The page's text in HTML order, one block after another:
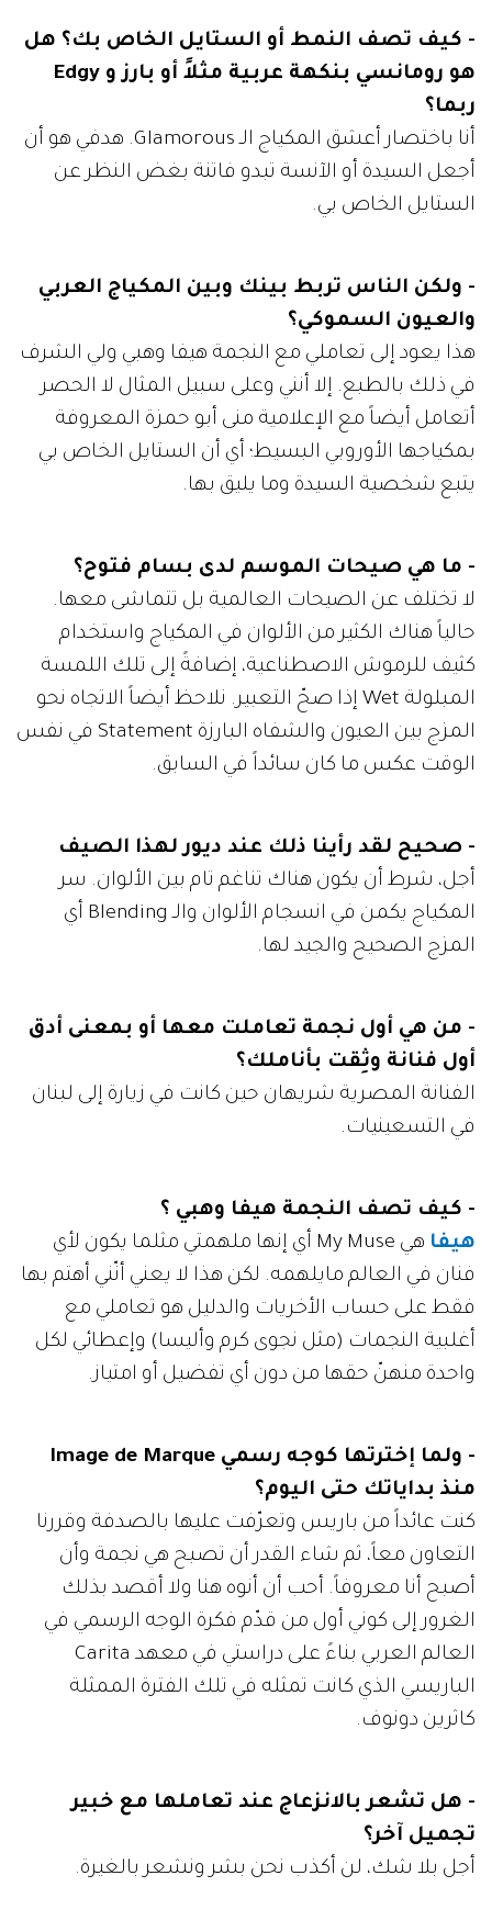
- كيف تصف النمط أو الستايل الخاص بك؟ هل
هو رومانسي بنكهة عربية مثلاً أو بارز و Edgy
ربما؟
أنا باختصار أعشق المكياج الـ Glamorous. هدفي هو أن
أجعل السيدة أو الآنسة تبدو فاتنة بغض النظر عن
الستايل الخاص بي.
- ولكن الناس تربط بينك وبين المكياج العربي
والعيون السموكي؟
هذا يعود إلى تعاملي مع النجمة هيفا وهبي ولي الشرف
في ذلك بالطبع. إلا أنني وعلى سبيل المثال لا الحصر
أتعامل أيضاً مع الإعلامية منى أبو حمزة المعروفة
بمكياجها الأوروبي البسيط؛ أي أن الستايل الخاص بي
يتبع شخصية السيدة وما يليق بها.
- ما هي صيحات الموسم لدى بسام فتوح؟
لا تختلف عن الصيحات العالمية بل تتماشى معها.
حالياً هناك الكثير من الألوان في المكياج واستخدام
كثيف للرموش الاصطناعية، إضافةً إلى تلك اللمسة
المبلولة Wet إذا صحّ التعبير. نلاحظ أيضاً الاتجاه نحو
المزج بين العيون والشفاه البارزة Statement في نفس
الوقت عكس ما كان سائداً في السابق.
- صحيح لقد رأينا ذلك عند ديور لهذا الصيف
أجل، شرط أن يكون هناك تناغم تام بين الألوان. سر
المكياج يكمن في انسجام الألوان والـ Blending أي
المزج الصحيح والجيد لها.
- من هي أول نجمة تعاملت معها أو بمعنى أدق
أول فنانة وثِقت بأناملك؟
الفنانة المصرية شريهان حين كانت في زيارة إلى لبنان
في التسعينيات.
- كيف تصف النجمة هيفا وهبي ؟
هيفا
هي My Muse أي إنها ملهمتي مثلما يكون لأي
فنان في العالم مايلهمه. لكن هذا لا يعني أنّني أهتم بها
فقط على حساب الأخريات والدليل هو تعاملي مع
أغلبية النجمات (مثل نجوى كرم وأليسا) وإعطائي لكل
واحدة منهنّ حقها من دون أي تفضيل أو امتياز.
- ولما إخترتها كوجه رسمي Image de Marque
منذ بداياتك حتى اليوم؟
كنت عائداً من باريس وتعرّفت عليها بالصدفة وقررنا
التعاون معاً، ثم شاء القدر أن تصبح هي نجمة وأن
أصبح أنا معروفاً. أحب أن أنوه هنا ولا أقصد بذلك
الغرور إلى كوني أول من قدّم فكرة الوجه الرسمي في
العالم العربي بناءً على دراستي في معهد Carita
الباريسي الذي كانت تمثله في تلك الفترة الممثلة
كاثرين دونوف.
- هل تشعر بالانزعاج عند تعاملها مع خبير
تجميل آخر؟
أجل بلا شك، لن أكذب نحن بشر ونشعر بالغيرة.